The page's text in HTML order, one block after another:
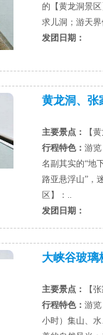
的【黄龙洞景
求儿洞；游天
发团日期：
黄龙洞、张
主要景点：
【
行程特色： 游览
名副其实的“地
路亚悬浮山”，
区】：..
发团日期：
大峡谷玻璃
主要景点：
【
行程特色： 游
小时）集山、